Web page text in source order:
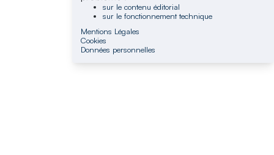
sur le contenu éditorial
sur le fonctionnement technique
Mentions Légales
Cookies
Données personnelles